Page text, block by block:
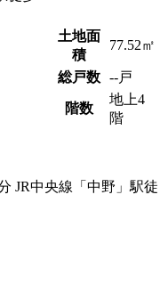
土地面
積
77.52㎡
総戸数
--戸
階数
地上4
階
JR中央線「中野」駅徒